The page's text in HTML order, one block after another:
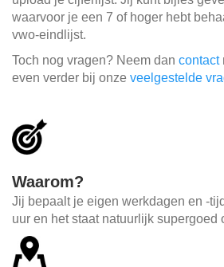
waarvoor je een 7 of hoger hebt
vwo-eindlijst.
Toch nog vragen? Neem dan contact
even verder bij onze veelgestelde
Waarom?
Jij bepaalt je eigen werkdagen en -
uur en het staat natuurlijk supergoed